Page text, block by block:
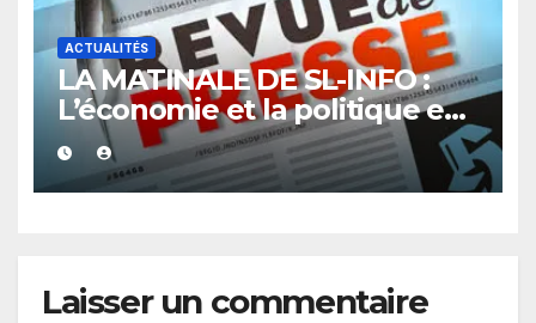
ACTUALITÉS
LA MATINALE DE SL-INFO :
L’économie et la politique en
vedette
Laisser un commentaire